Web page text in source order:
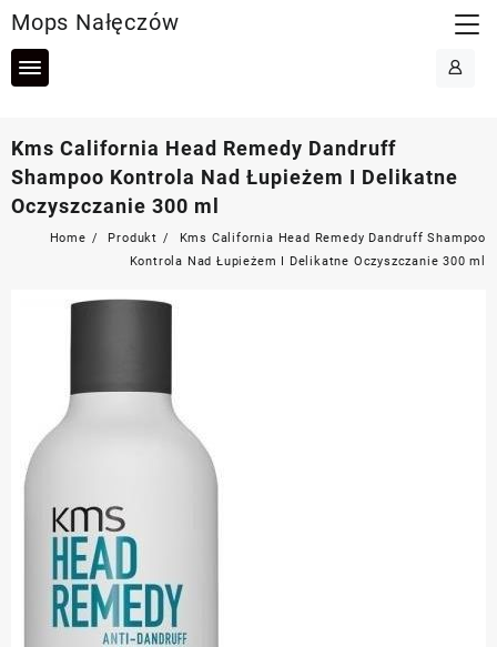
to
content
Mops Nałęczów
Kms California Head Remedy Dandruff
Shampoo Kontrola Nad Łupieżem I Delikatne
Oczyszczanie 300 ml
Home Produkt
Kms California Head Remedy Dandruff Shampoo
Kontrola Nad Łupieżem I Delikatne Oczyszczanie 300 ml